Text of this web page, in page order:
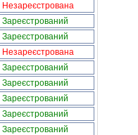
Незареєстрована
Зареєстрований
Зареєстрований
Незареєстрована
Зареєстрований
Зареєстрований
Зареєстрований
Зареєстрований
Зареєстрований